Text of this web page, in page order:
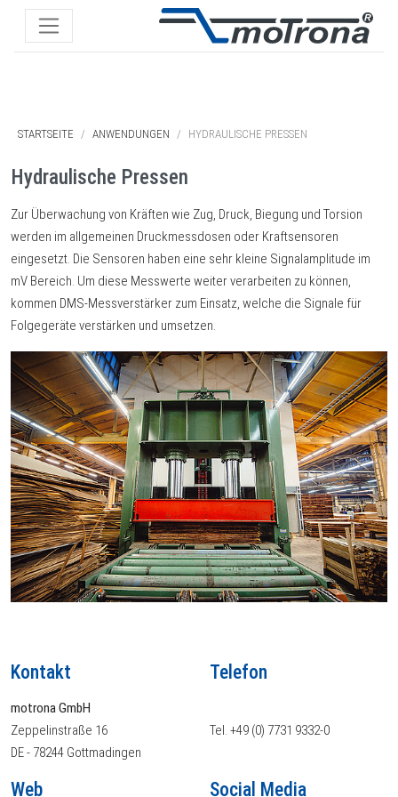
STARTSEITE ANWENDUNGEN HYDRAULISCHE PRESSEN
Hydraulische Pressen
Zur Überwachung von Kräften wie Zug, Druck, Biegung und Torsion
werden im allgemeinen Druckmessdosen oder Kraftsensoren
eingesetzt. Die Sensoren haben eine sehr kleine Signalamplitude im
mV Bereich. Um diese Messwerte weiter verarbeiten zu können,
kommen DMS-Messverstärker zum Einsatz, welche die Signale für
Folgegeräte verstärken und umsetzen.
Kontakt
motrona GmbH
Zeppelinstraße 16
DE - 78244 Gottmadingen
Telefon
Tel. +49 (0) 7731 9332-0
Web Social Media